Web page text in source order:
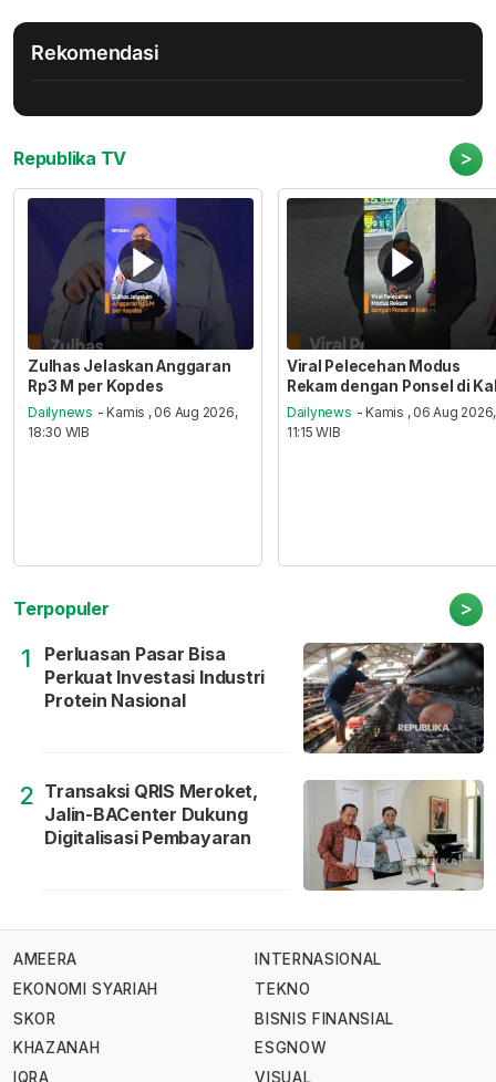
Rekomendasi
Republika TV >
Zulhas Jelaskan Anggaran
Rp3 M per Kopdes
Dailynews - Kamis , 06 Aug 2026,
18:30 WIB
Viral Pelecehan Modus
Rekam dengan Ponsel di
Dailynews - Kamis , 06 Aug 2026,
11:15 WIB
Terpopuler >
1
Perluasan Pasar Bisa
Perkuat Investasi Industri
Protein Nasional
2 Transaksi QRIS Meroket,
Jalin-BACenter Dukung
Digitalisasi Pembayaran
AMEERA
EKONOMI SYARIAH
SKOR
KHAZANAH
IQRA
INTERNASIONAL
TEKNO
BISNIS FINANSIAL
ESGNOW
VISUAL